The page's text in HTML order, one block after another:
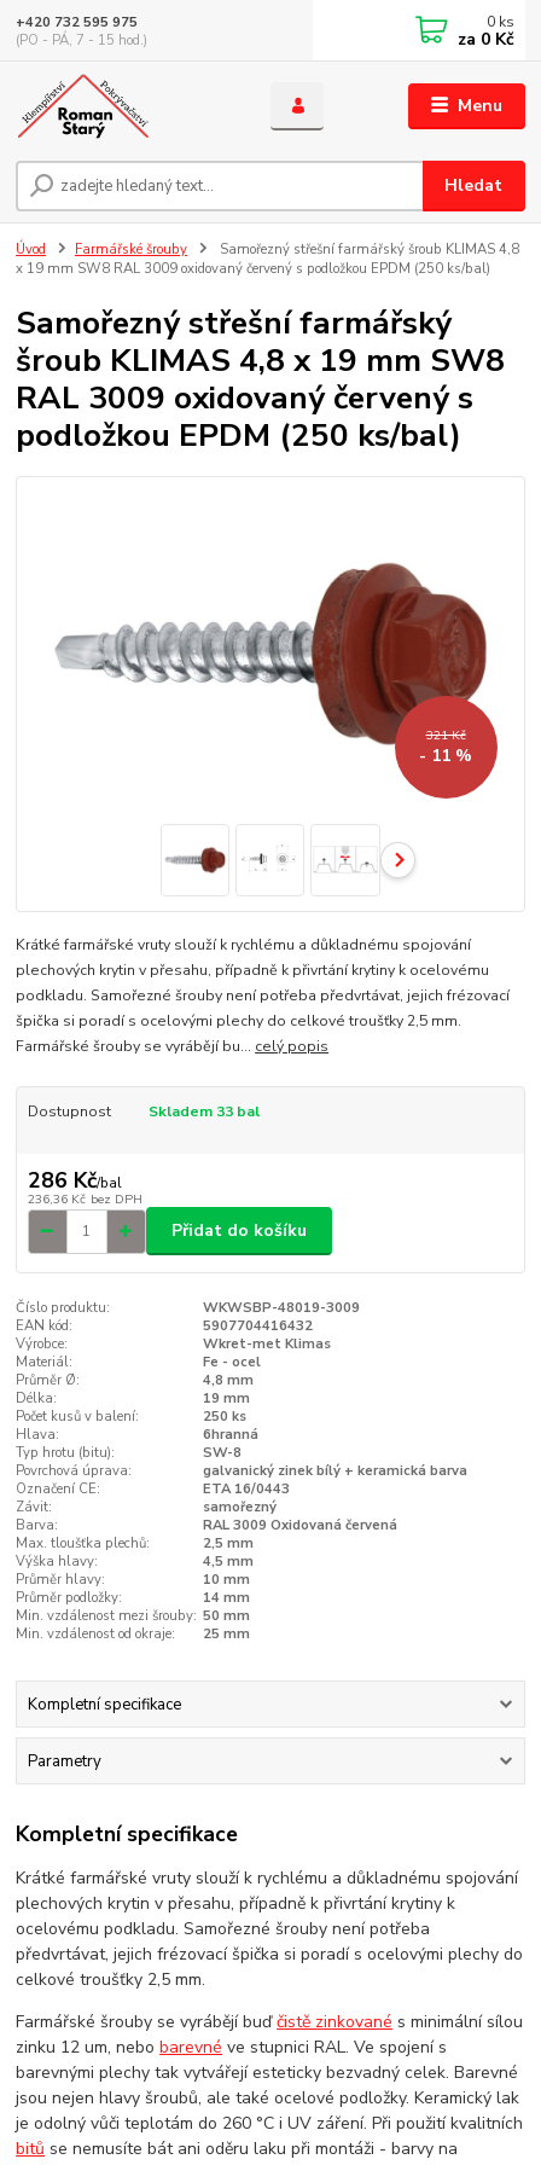
Menu
Hledat
+420 732 595 975
(PO - PÁ, 7 - 15 hod.)
0 ks
za 0 Kč
Úvod Farmářské šrouby
Samořezný střešní farmářský šroub KLIMAS 4,8
x 19 mm SW8 RAL 3009 oxidovaný červený s podložkou EPDM (250 ks/bal)
Samořezný střešní farmářský
šroub KLIMAS 4,8 x 19 mm SW8
RAL 3009 oxidovaný červený s
podložkou EPDM (250 ks/bal)
321 Kč
- 11 %
Krátké farmářské vruty slouží k rychlému a důkladnému spojování
plechových krytin v přesahu, případně k přivrtání krytiny k ocelovému
podkladu. Samořezné šrouby není potřeba předvrtávat, jejich frézovací
špička si poradí s ocelovými plechy do celkové troušťky 2,5 mm.
Farmářské šrouby se vyrábějí bu... celý popis
Dostupnost Skladem 33 bal
286 Kč/bal
236,36 Kč bez DPH
Přidat do košíku
Číslo produktu:
WKWSBP-48019-3009
EAN kód:
5907704416432
Výrobce:
Wkret-met Klimas
Materiál:
Fe - ocel
Průměr Ø:
4,8 mm
Délka:
19 mm
Počet kusů v balení:
250 ks
Hlava:
6hranná
Typ hrotu (bitu):
SW-8
Povrchová úprava:
galvanický zinek bílý + keramická barva
Označení CE:
ETA 16/0443
Závit:
samořezný
Barva:
RAL 3009 Oxidovaná červená
Max. tloušťka plechů:
2,5 mm
Výška hlavy:
4,5 mm
Průměr hlavy:
10 mm
Průměr podložky:
14 mm
Min. vzdálenost mezi šrouby: 50 mm
Min. vzdálenost od okraje:
25 mm
Kompletní specifikace
Parametry
Kompletní specifikace
Krátké farmářské vruty slouží k rychlému a důkladnému spojování
plechových krytin v přesahu, případně k přivrtání krytiny k
ocelovému podkladu. Samořezné šrouby není potřeba
předvrtávat, jejich frézovací špička si poradí s ocelovými plechy do
celkové troušťky 2,5 mm.
Farmářské šrouby se vyrábějí buďčistě zinkované s minimální sílou
zinku 12 um, nebobarevné ve stupnici RAL. Ve spojení s
barevnými plechy tak vytvářejí esteticky bezvadný celek. Barevné
jsou nejen hlavy šroubů, ale také ocelové podložky. Keramický lak
je odolný vůči teplotám do 260 °C i UV záření. Při použití kvalitních
bitů se nemusíte bát ani oděru laku při montáži - barvy na